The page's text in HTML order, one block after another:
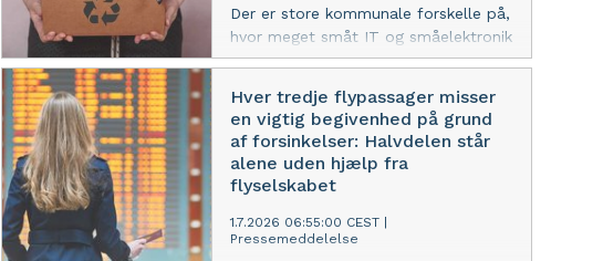
globale tech-giganter som Semrush
og Adobe.
Der er store kommunale forskelle på,
hvor meget småt IT og småelektronik
danskerne afleverer til genanvendelse
omfatter smartphones, opladere,
kabler og andet mindre elektronisk
udstyr. Langeland, Odsherred og
Fanø Kommune topper listen, mens
Hørsholm, Ishøj og Frederiksberg
ligger blandt de laveste.
Hver tredje flypassager misser
en vigtig begivenhed på grund
af forsinkelser: Halvdelen står
alene uden hjælp fra
flyselskabet
1.7.2026 06:55:00 CEST
Pressemeddelelse